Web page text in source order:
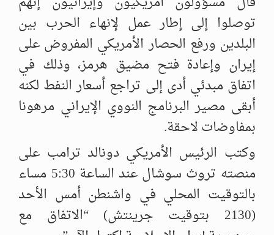
توصلوا إلى إطار عمل لإنهاء الحرب بين
البلدين ورفع الحصار الأمريكي المفروض على
إيران وإعادة فتح مضيق هرمز، وذلك في
اتفاق مبدئي أدى إلى تراجع أسعار النفط لكنه
أبقى مصير البرنامج النووي الإيراني مرهونا
بمفاوضات لاحقة.
وكتب الرئيس الأمريكي دونالد ترامب على
منصته تروث سوشال عند الساعة 5:30 مساء
بالتوقيت المحلي في واشنطن أمس الأحد
(2130 بتوقيت جرينتش) “الاتفاق مع